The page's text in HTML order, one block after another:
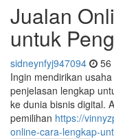
Jualan
untuk
sidneynfyj947094 56
Ingin mendirikan
penjelasan lengkap
ke dunia bisnis digital.
pemilihan https://
online-cara-lengkap-